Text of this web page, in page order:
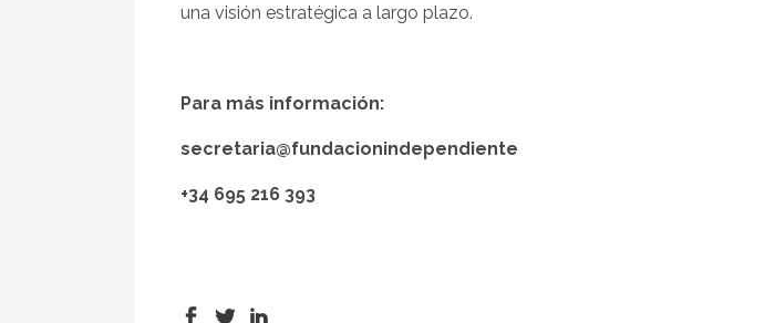
una visión estratégica a largo plazo.
Para más información:
secretaria@fundacionindependiente
+34 695 216 393